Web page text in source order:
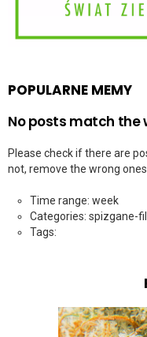
POPULARNE MEMY
No posts match the
Please check if there are
not, remove the wrong
Time range: week
Categories: spizgane-
Tags: